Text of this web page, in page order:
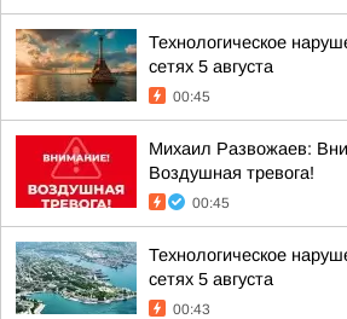
Технологическое
сетях 5 августа
00:45
Михаил Развожаев:
Воздушная тревога!
00:45
Технологическое
сетях 5 августа
00:43